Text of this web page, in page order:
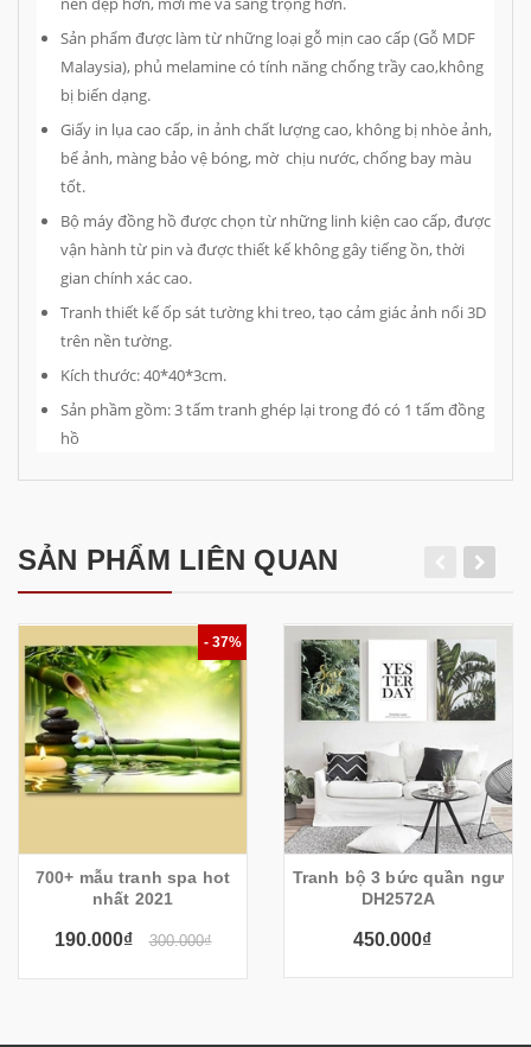
Sản phẩm được làm từ những loại gỗ mịn cao cấp (Gỗ MDF
Malaysia), phủ melamine có tính năng chống trầy cao,không
bị biến dạng.
Giấy in lụa cao cấp, in ảnh chất lượng cao, không bị nhòe ảnh,
bể ảnh, màng bảo vệ bóng, mờ chịu nước, chống bay màu
tốt.
Bộ máy đồng hồ được chọn từ những linh kiện cao cấp, được
vận hành từ pin và được thiết kế không gây tiếng ồn, thời
gian chính xác cao.
Tranh thiết kế ốp sát tường khi treo, tạo cảm giác ảnh nổi 3D
trên nền tường.
Kích thước: 40*40*3cm.
Sản phầm gồm: 3 tấm tranh ghép lại trong đó có 1 tấm đồng
hồ
SẢN PHẨM LIÊN QUAN
- 37%
700+ mẫu tranh spa hot
nhất 2021
190.000₫ 300.000₫
Tranh bộ 3 bức quần ngư
DH2572A
450.000₫